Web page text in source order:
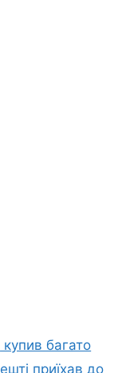
багато
приїхав до